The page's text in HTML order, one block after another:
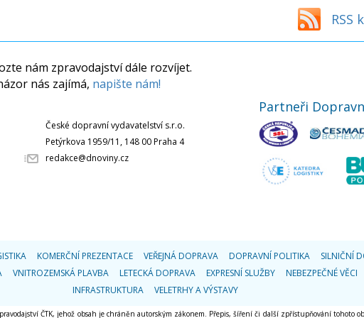
RSS
nám zpravodajství dále rozvíjet.
nás zajímá, napište nám!
České dopravní vydavatelství s.r.o.
Petýrkova 1959/11, 148 00 Praha 4
redakce@dnoviny.cz
Partneři
KOMERČNÍ PREZENTACE VEŘEJNÁ DOPRAVA DOPRAVNÍ POLITIKA SILNIČNÍ
VNITROZEMSKÁ PLAVBA LETECKÁ DOPRAVA EXPRESNÍ SLUŽBY NEBEZPEČNÉ VĚCI
INFRASTRUKTURA
VELETRHY A VÝSTAVY
ČTK, jehož obsah je chráněn autorským zákonem. Přepis, šíření či další zpřístupňování tohoto